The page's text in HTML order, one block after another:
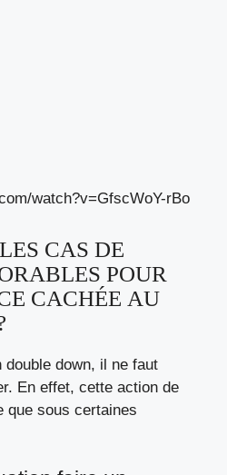
watch?v=GfscWoY-rBo
CAS DE
POUR
CACHÉE AU
double down, il ne faut
En effet, cette action de
que sous certaines